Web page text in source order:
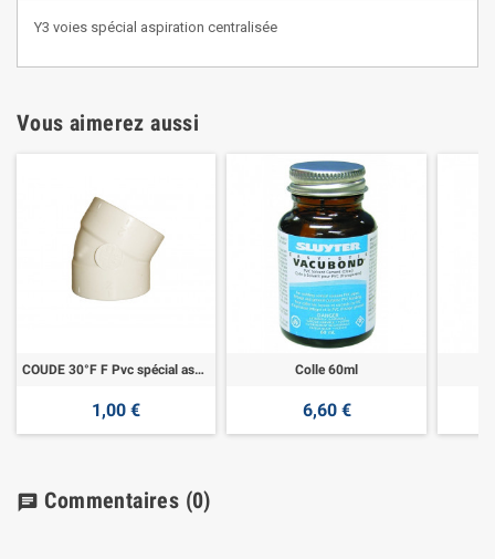
Y3 voies spécial aspiration centralisée
Vous aimerez aussi
COUDE 30°F F Pvc spécial aspiration
1,00 €
Colle 60ml
6,60 €
chat Commentaires (0)